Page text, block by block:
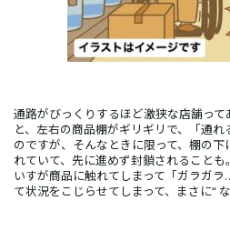
通路がびっくりするほど激狭な店舗っ
と、左右の商品棚がギリギリで、「通
のですが、そんなときに限って、棚の
れていて、先に進めず封鎖されること
いすが商品に触れてしまって「ガラガ
て状況をこじらせてしまって、まさに“